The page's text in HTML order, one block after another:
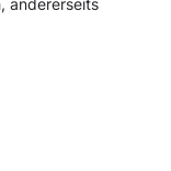
andererseits